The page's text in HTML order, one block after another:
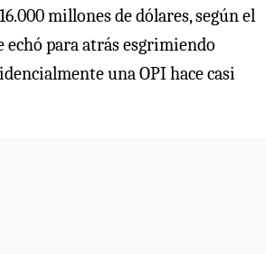
millones de dólares, según el
echó para atrás esgrimiendo
una OPI hace casi